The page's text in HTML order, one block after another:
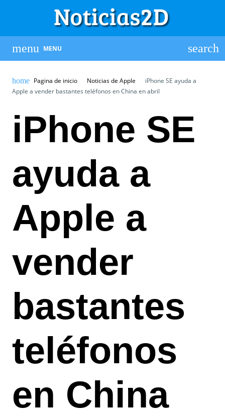
MENU
Pagina de inicio Noticias de Apple
iPhone SE ayuda a
Apple a vender bastantes teléfonos en China en abril
iPhone SE
ayuda a
Apple a
vender
bastantes
teléfonos
en China